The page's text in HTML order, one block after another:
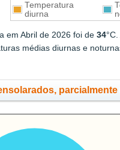
Temperatura
diurna
em Abril de 2026 foi de34
médias diurnas e